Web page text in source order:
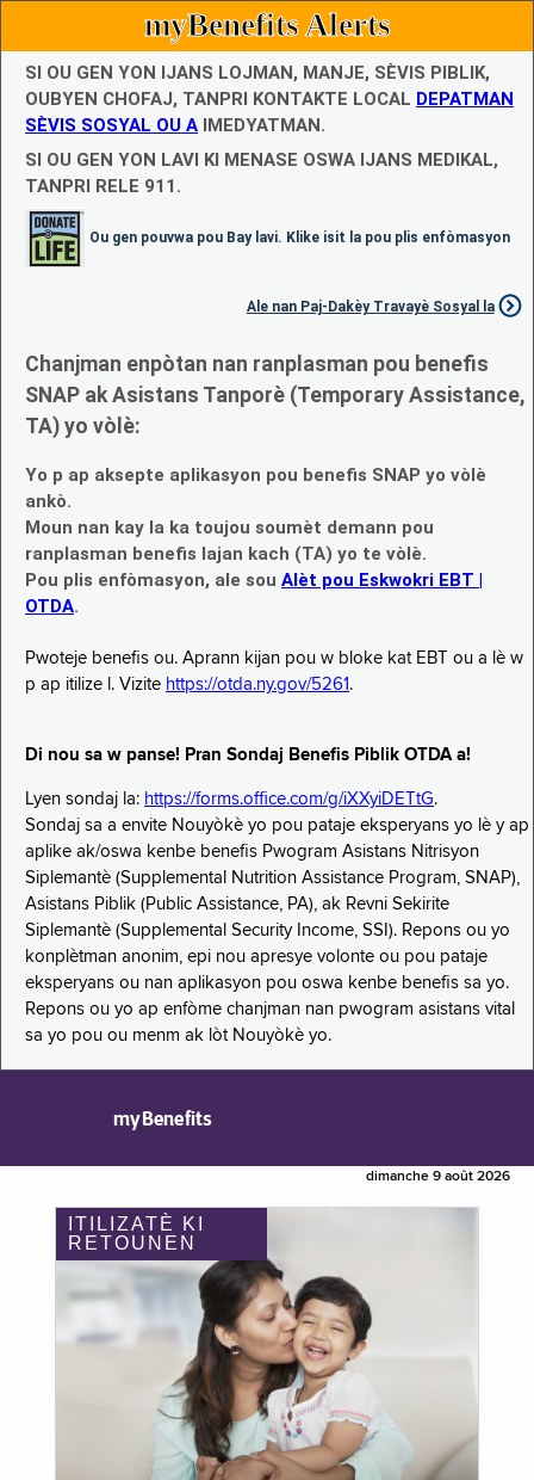
myBenefits Alerts
SI OU GEN YON IJANS LOJMAN, MANJE, SÈVIS PIBLIK,
OUBYEN CHOFAJ, TANPRI KONTAKTE LOCAL DEPATMAN
SÈVIS SOSYAL OU A IMEDYATMAN.
SI OU GEN YON LAVI KI MENASE OSWA IJANS MEDIKAL,
TANPRI RELE 911.
Ou gen pouvwa pou Bay lavi. Klike isit la pou plis enfòmasyon
Ale nan Paj-Dakèy Travayè Sosyal la
Chanjman enpòtan nan ranplasman pou benefis
SNAP ak Asistans Tanporè (Temporary Assistance,
TA) yo vòlè:
Yo p ap aksepte aplikasyon pou benefis SNAP yo vòlè
ankò.
Moun nan kay la ka toujou soumèt demann pou
ranplasman benefis lajan kach (TA) yo te vòlè.
Pou plis enfòmasyon, ale sou Alèt pou Eskwokri EBT |
OTDA.
Pwoteje benefis ou. Aprann kijan pou w bloke kat EBT ou a lè w
p ap itilize l. Vizite https://otda.ny.gov/5261 .
Di nou sa w panse! Pran Sondaj Benefis Piblik OTDA a!
Lyen sondaj la: https://forms.office.com/g/iXXyiDETtG.
Sondaj sa a envite Nouyòkè yo pou pataje eksperyans yo lè y ap
aplike ak/oswa kenbe benefis Pwogram Asistans Nitrisyon
Siplemantè (Supplemental Nutrition Assistance Program, SNAP),
Asistans Piblik (Public Assistance, PA), ak Revni Sekirite
Siplemantè (Supplemental Security Income, SSI). Repons ou yo
konplètman anonim, epi nou apresye volonte ou pou pataje
eksperyans ou nan aplikasyon pou oswa kenbe benefis sa yo.
Repons ou yo ap enfòme chanjman nan pwogram asistans vital
sa yo pou ou menm ak lòt Nouyòkè yo.
myBenefits
dimanche 9 août 2026
ITILIZATÈ KI
RETOUNEN